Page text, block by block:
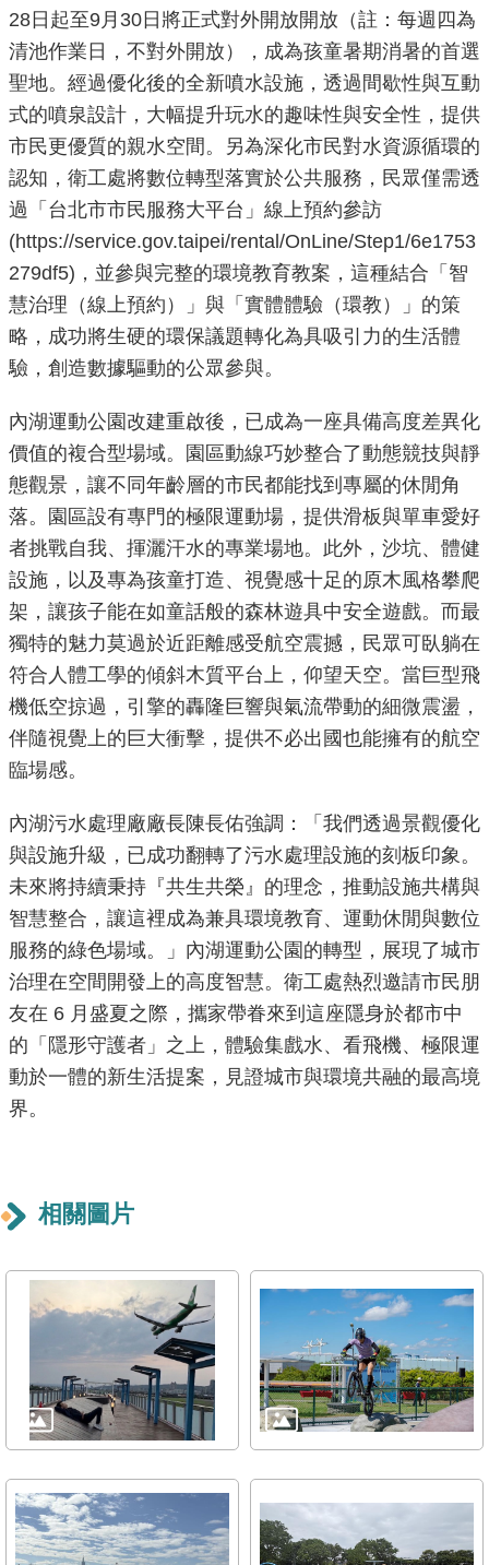
廉
政
園
地
為
民
服
網
站
覽
回
首
頁
English
常
見
問
答
情
統
雙
語
詞
彙
TAIPEI
PASS
臺
北
通
府
料
宣
告
隱
私
權
及
28日起至9月30日將正式對外開放開放（註：每週四為
清池作業日，不對外開放），成為孩童暑期消暑的首選
聖地。經過優化後的全新噴水設施，透過間歇性與互動
式的噴泉設計，大幅提升玩水的趣味性與安全性，提供
市民更優質的親水空間。另為深化市民對水資源循環的
認知，衛工處將數位轉型落實於公共服務，民眾僅需透
過「台北市市民服務大平台」線上預約參訪
(https://service.gov.taipei/rental/OnLine/Step1/6e1753
279df5)，並參與完整的環境教育教案，這種結合「智
慧治理（線上預約）」與「實體體驗（環教）」的策
略，成功將生硬的環保議題轉化為具吸引力的生活體
驗，創造數據驅動的公眾參與。
內湖運動公園改建重啟後，已成為一座具備高度差異化
價值的複合型場域。園區動線巧妙整合了動態競技與靜
態觀景，讓不同年齡層的市民都能找到專屬的休閒角
落。園區設有專門的極限運動場，提供滑板與單車愛好
者挑戰自我、揮灑汗水的專業場地。此外，沙坑、體健
設施，以及專為孩童打造、視覺感十足的原木風格攀爬
架，讓孩子能在如童話般的森林遊具中安全遊戲。而最
獨特的魅力莫過於近距離感受航空震撼，民眾可臥躺在
符合人體工學的傾斜木質平台上，仰望天空。當巨型飛
機低空掠過，引擎的轟隆巨響與氣流帶動的細微震盪，
伴隨視覺上的巨大衝擊，提供不必出國也能擁有的航空
臨場感。
內湖污水處理廠廠長陳長佑強調：「我們透過景觀優化
與設施升級，已成功翻轉了污水處理設施的刻板印象。
未來將持續秉持『共生共榮』的理念，推動設施共構與
智慧整合，讓這裡成為兼具環境教育、運動休閒與數位
服務的綠色場域。」內湖運動公園的轉型，展現了城市
治理在空間開發上的高度智慧。衛工處熱烈邀請市民朋
友在 6 月盛夏之際，攜家帶眷來到這座隱身於都市中
的「隱形守護者」之上，體驗集戲水、看飛機、極限運
動於一體的新生活提案，見證城市與環境共融的最高境
界。
相關圖片